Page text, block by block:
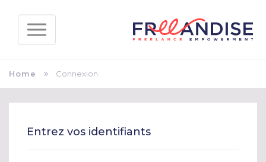
Home Connexion
Entrez vos identifiants